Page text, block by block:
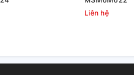
Liên hệ